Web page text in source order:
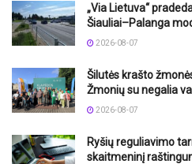
„Via Lietuva“
Šiauliai–Palanga
2026-08-07
Šilutės krašto
Žmonių su negalia
2026-08-07
Ryšių reguliavimo
skaitmeninį